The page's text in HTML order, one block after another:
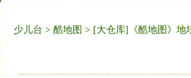
少儿台 > 酷地图 > [大仓库]《酷地图》地